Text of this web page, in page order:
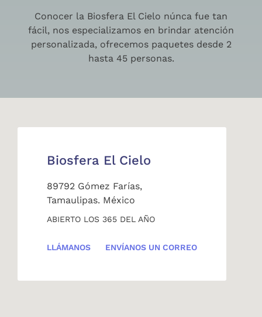
Conocer la Biosfera El Cielo núnca fue tan
fácil, nos especializamos en brindar atención
personalizada, ofrecemos paquetes desde 2
hasta 45 personas.
Biosfera El Cielo
89792 Gómez Farías,
Tamaulipas. México
ABIERTO LOS 365 DEL AÑO
LLÁMANOS ENVÍANOS UN CORREO